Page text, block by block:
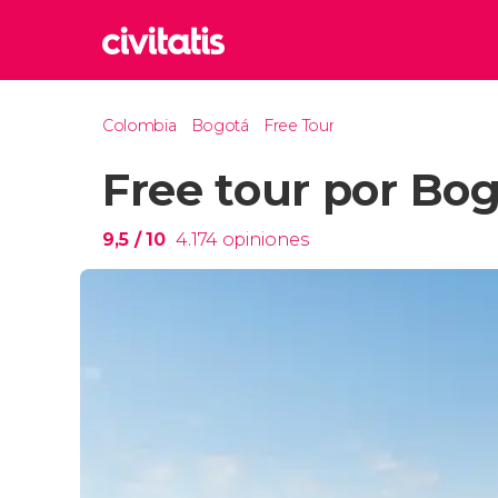
Reino
Colombia Bogotá Free Tour
Free tour por
9,5 / 10 4.174 opiniones